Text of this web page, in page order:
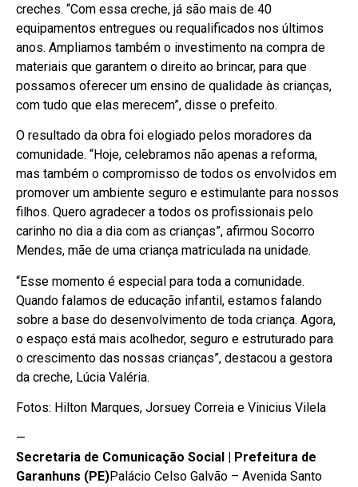
creches. “Com essa creche, já são mais de 40
equipamentos entregues ou requalificados nos últimos
anos. Ampliamos também o investimento na compra de
materiais que garantem o direito ao brincar, para que
possamos oferecer um ensino de qualidade às crianças,
com tudo que elas merecem”, disse o prefeito.
O resultado da obra foi elogiado pelos moradores da
comunidade. “Hoje, celebramos não apenas a reforma,
mas também o compromisso de todos os envolvidos em
promover um ambiente seguro e estimulante para nossos
filhos. Quero agradecer a todos os profissionais pelo
carinho no dia a dia com as crianças”, afirmou Socorro
Mendes, mãe de uma criança matriculada na unidade.
“Esse momento é especial para toda a comunidade.
Quando falamos de educação infantil, estamos falando
sobre a base do desenvolvimento de toda criança. Agora,
o espaço está mais acolhedor, seguro e estruturado para
o crescimento das nossas crianças”, destacou a gestora
da creche, Lúcia Valéria.
Fotos: Hilton Marques, Jorsuey Correia e Vinicius Vilela
—
Secretaria de Comunicação Social | Prefeitura de
Garanhuns (PE)Palácio Celso Galvão – Avenida Santo